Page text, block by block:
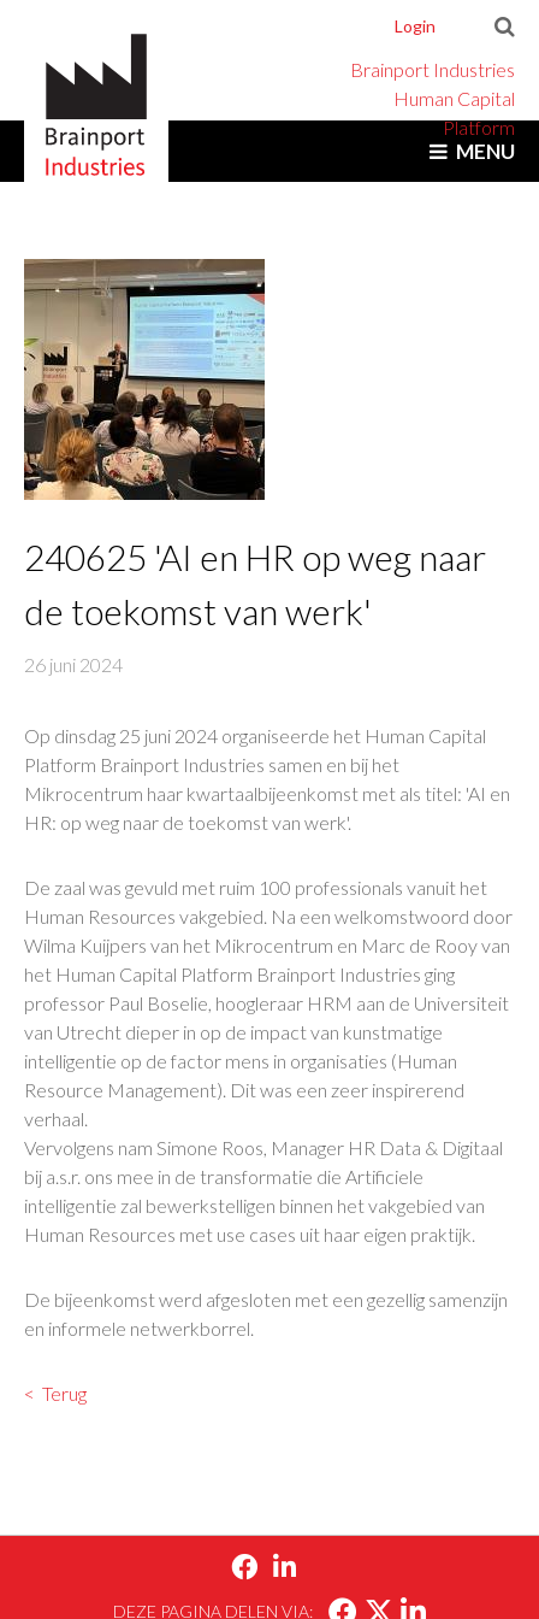
Login
Brainport Industries
Human Capital
Platform
MENU
240625 'AI en HR op weg naar
de toekomst van werk'
26 juni 2024
Op dinsdag 25 juni 2024 organiseerde het Human Capital
Platform Brainport Industries samen en bij het
Mikrocentrum haar kwartaalbijeenkomst met als titel: 'AI en
HR: op weg naar de toekomst van werk'.
De zaal was gevuld met ruim 100 professionals vanuit het
Human Resources vakgebied. Na een welkomstwoord door
Wilma Kuijpers van het Mikrocentrum en Marc de Rooy van
het Human Capital Platform Brainport Industries ging
professor Paul Boselie, hoogleraar HRM aan de Universiteit
van Utrecht dieper in op de impact van kunstmatige
intelligentie op de factor mens in organisaties (Human
Resource Management). Dit was een zeer inspirerend
verhaal.
Vervolgens nam Simone Roos, Manager HR Data & Digitaal
bij a.s.r. ons mee in de transformatie die Artificiele
intelligentie zal bewerkstelligen binnen het vakgebied van
Human Resources met use cases uit haar eigen praktijk.
De bijeenkomst werd afgesloten met een gezellig samenzijn
en informele netwerkborrel.
Terug
 
DEZE PAGINA DELEN VIA: